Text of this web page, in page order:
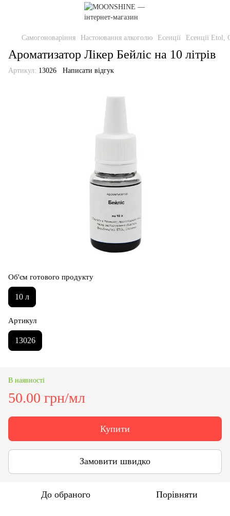
Самогоноваріння Настоювання алкоголю Есенції Есенції Etol,
Ароматизатор Лікер Бейліс на 10 літрів
Артикул: 13026 Написати відгук
Об'єм готового продукту
10 л
Артикул
13026
В наявності
50.00 грн/мл
Купити
Замовити швидко
До обраного Порівняти